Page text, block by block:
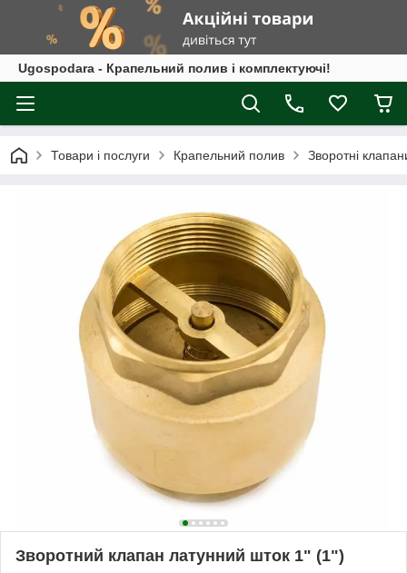
Ugospodara - Крапельний полив і комплектуючі!
Товари і послуги Крапельний полив Зворотні
Зворотний клапан латунний шток 1" (1")